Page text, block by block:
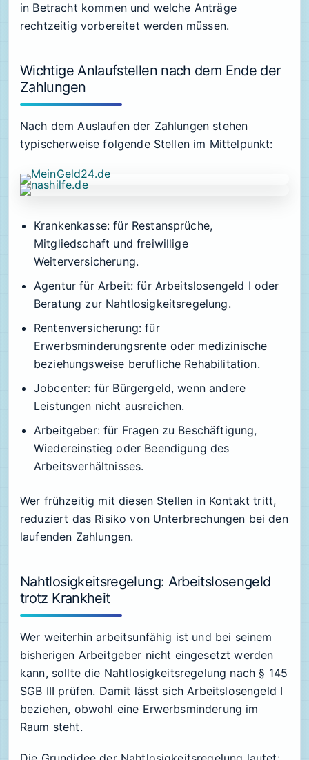
in Betracht kommen und welche Anträge
rechtzeitig vorbereitet werden müssen.
Wichtige Anlaufstellen nach dem Ende der
Zahlungen
Nach dem Auslaufen der Zahlungen stehen
typischerweise folgende Stellen im Mittelpunkt:
Krankenkasse: für Restansprüche,
Mitgliedschaft und freiwillige
Weiterversicherung.
Agentur für Arbeit: für Arbeitslosengeld I oder
Beratung zur Nahtlosigkeitsregelung.
Rentenversicherung: für
Erwerbsminderungsrente oder medizinische
beziehungsweise berufliche Rehabilitation.
Jobcenter: für Bürgergeld, wenn andere
Leistungen nicht ausreichen.
Arbeitgeber: für Fragen zu Beschäftigung,
Wiedereinstieg oder Beendigung des
Arbeitsverhältnisses.
Wer frühzeitig mit diesen Stellen in Kontakt tritt,
reduziert das Risiko von Unterbrechungen bei den
laufenden Zahlungen.
Nahtlosigkeitsregelung: Arbeitslosengeld
trotz Krankheit
Wer weiterhin arbeitsunfähig ist und bei seinem
bisherigen Arbeitgeber nicht eingesetzt werden
kann, sollte die Nahtlosigkeitsregelung nach § 145
SGB III prüfen. Damit lässt sich Arbeitslosengeld I
beziehen, obwohl eine Erwerbsminderung im
Raum steht.